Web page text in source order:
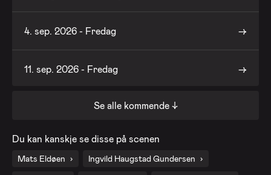
4. sep. 2026 - Fredag
11. sep. 2026 - Fredag
18. sep. 2026 - Fredag
25. sep. 2026 - Fredag
Se alle kommende ↓
Du kan kanskje se disse på scenen
Mats Eldøen Ingvild Haugstad Gundersen